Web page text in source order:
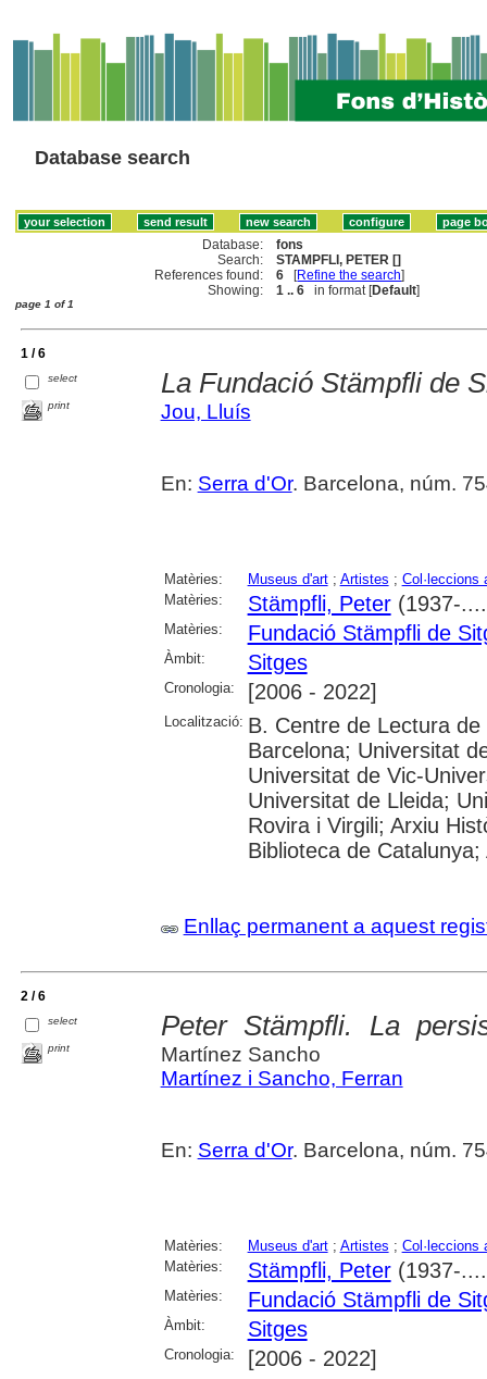
Database search
Database:
fons
Search:
STAMPFLI, PETER []
References found:
6 [Refine the search]
Showing:
1 .. 6 in format [Default]
page 1 of 1
1 / 6
select
print
La Fundació Stämpfli de
Jou, Lluís
En: Serra d'Or. Barcelona, núm.
Matèries: Museus d'art; Artistes ; Col·leccions
Matèries:
Stämpfli, Peter(1937-
Matèries: Fundació Stämpfli de
Àmbit: Sitges
Cronologia: [2006 - 2022]
Localització: B. Centre de Lectura
Barcelona; Universitat
Universitat de Vic-
Universitat de Lleida;
Rovira i Virgili; Arxiu
Biblioteca de
Enllaç permanent a aquest
2 / 6
select
print
Peter Stämpfli. La
Martínez Sancho
Martínez i Sancho, Ferran
En: Serra d'Or. Barcelona, núm.
Matèries: Museus d'art; Artistes ; Col·leccions
Matèries:
Stämpfli, Peter(1937-
Matèries: Fundació Stämpfli de
Àmbit: Sitges
Cronologia: [2006 - 2022]